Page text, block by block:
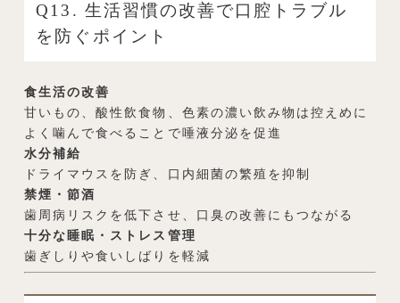
Q13. 生活習慣の改善で口腔トラブル
を防ぐポイント
食生活の改善
甘いもの、酸性飲食物、色素の濃い飲み物は控えめに
よく噛んで食べることで唾液分泌を促進
水分補給
ドライマウスを防ぎ、口内細菌の繁殖を抑制
禁煙・節酒
歯周病リスクを低下させ、口臭の改善にもつながる
十分な睡眠・ストレス管理
歯ぎしりや食いしばりを軽減